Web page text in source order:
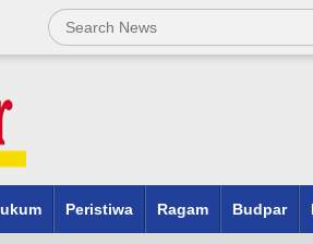
Peristiwa Ragam Budpar